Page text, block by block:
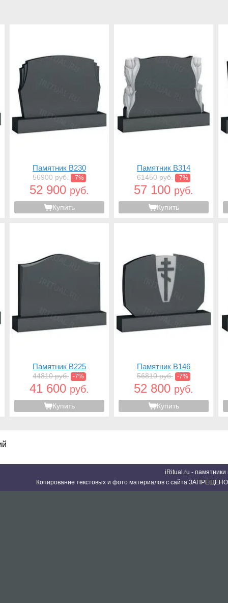
Памятник B230
56900 руб. -7%
52 900 руб.
Купить
Памятник B314
61450 руб. -7%
57 100 руб.
Купить
Памятник B225
44810 руб. -7%
41 600 руб.
Купить
Памятник B146
56810 руб. -7%
52 800 руб.
Купить
iRitual.ru -
Копирование текстовых и фото материалов с сайта